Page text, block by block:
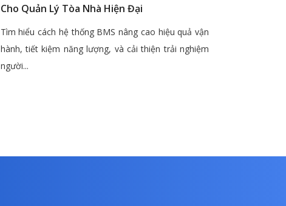
Cho Quản Lý Tòa Nhà Hiện Đại
Tìm hiểu cách hệ thống BMS nâng cao hiệu quả vận
hành, tiết kiệm năng lượng, và cải thiện trải nghiệm
người...